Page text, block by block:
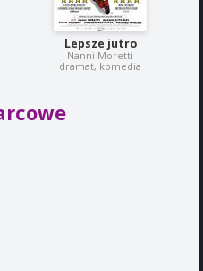
Lepsze jutro
Nanni Moretti
dramat, komedia